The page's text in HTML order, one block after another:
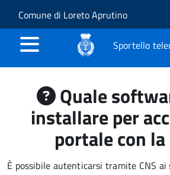
Salta al contenuto principale
Skip to site navigation
Comune di Loreto Aprutino
Sportello
Quale
installare per
portale con la
È possibile autenticarsi tramite CNS